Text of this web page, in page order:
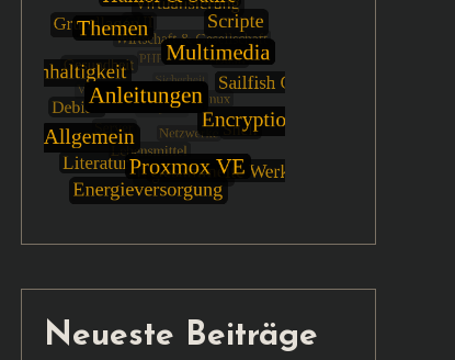
Neueste Beiträge